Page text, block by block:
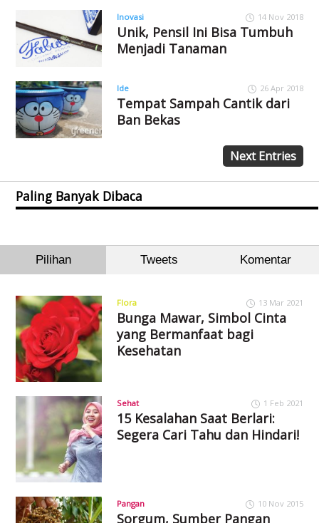
Inovasi 14 Nov 2018
Unik, Pensil Ini Bisa Tumbuh
Menjadi Tanaman
Ide 26 Apr 2018
Tempat Sampah Cantik dari
Ban Bekas
Next Entries
Paling Banyak Dibaca
Pilihan Tweets Komentar
Flora 13 Mar 2021
Bunga Mawar, Simbol Cinta
yang Bermanfaat bagi
Kesehatan
Sehat 1 Feb 2021
15 Kesalahan Saat Berlari:
Segera Cari Tahu dan Hindari!
Pangan 10 Nov 2015
Sorgum, Sumber Pangan